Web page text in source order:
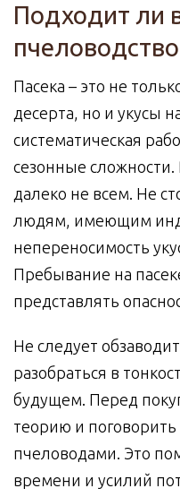
Подходит ли
Пасека – это не
десерта, но и укусы
систематическая
сезонные
далеко не всем. Не
людям, имеющим
непереносимость
Пребывание на
представлять
Не следует
разобраться в
будущем. Перед
теорию и
пчеловодами. Это
времени и усилий